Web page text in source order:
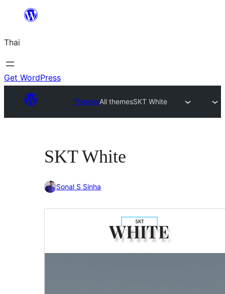
ยัง
เนื้อหา
Thai
Get WordPress
ThemesAll themesSKT White
SKT White
Sonal S Sinha